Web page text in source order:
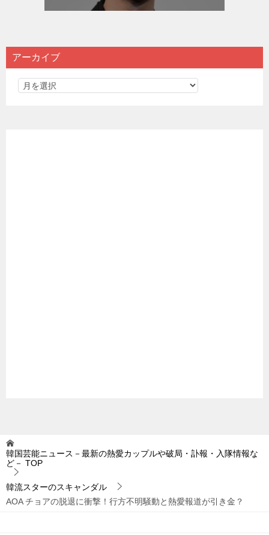
アーカイブ
韓国芸能ニュース－最新の熱愛カップルや破局・訃報・入隊情報な
ど－ TOP
韓流スターのスキャンダル
AOA チョアの脱退に衝撃！行方不明騒動と熱愛報道が引き金？